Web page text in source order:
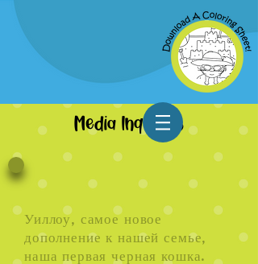
Сказка Уиллоу
Корзина
Media Inquiries
Уиллоу, самое новое
дополнение к нашей семье,
наша первая черная кошка.